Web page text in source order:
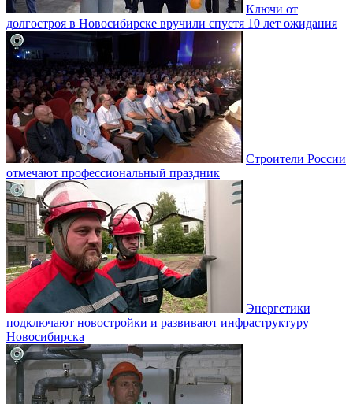
Ключи от
долгостроя в Новосибирске вручили спустя 10 лет ожидания
Строители России
отмечают профессиональный праздник
Энергетики
подключают новостройки и развивают инфраструктуру
Новосибирска